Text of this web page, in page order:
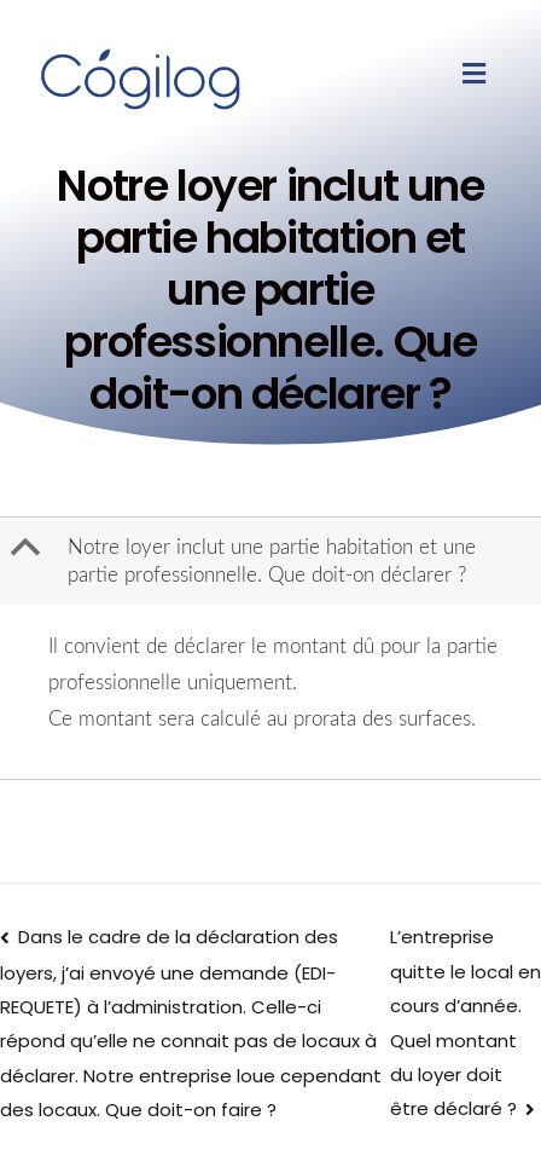
Notre loyer inclut une
partie habitation et
une partie
professionnelle. Que
doit-on déclarer ?
B
Notre loyer inclut une partie habitation et une
partie professionnelle. Que doit-on déclarer ?
Il convient de déclarer le montant dû pour la partie
professionnelle uniquement.
Ce montant sera calculé au prorata des surfaces.
Dans le cadre de la déclaration des
loyers, j’ai envoyé une demande (EDI-
REQUETE) à l’administration. Celle-ci
répond qu’elle ne connait pas de locaux à
déclarer. Notre entreprise loue cependant
des locaux. Que doit-on faire ?
L’entreprise
quitte le local en
cours d’année.
Quel montant
du loyer doit
être déclaré ?